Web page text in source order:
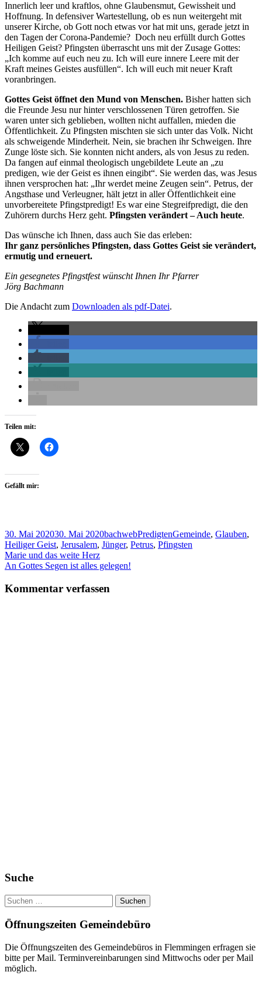
Innerlich leer und kraftlos, ohne Glaubensmut, Gewissheit und
Hoffnung. In defensiver Wartestellung, ob es nun weitergeht mit
unserer Kirche, ob Gott noch etwas vor hat mit uns, gerade jetzt in
den Tagen der Corona-Pandemie? Doch neu erfüllt durch Gottes
Heiligen Geist? Pfingsten überrascht uns mit der Zusage Gottes:
„Ich komme auf euch neu zu. Ich will eure innere Leere mit der
Kraft meines Geistes ausfüllen“. Ich will euch mit neuer Kraft
voranbringen.
Gottes Geist öffnet den Mund von Menschen. Bisher hatten sich
die Freunde Jesu nur hinter verschlossenen Türen getroffen. Sie
waren unter sich geblieben, wollten nicht auffallen, mieden die
Öffentlichkeit. Zu Pfingsten mischten sie sich unter das Volk. Nicht
als schweigende Minderheit. Nein, sie brachen ihr Schweigen. Ihre
Zunge löste sich. Sie konnten nicht anders, als von Jesus zu reden.
Da fangen auf einmal theologisch ungebildete Leute an „zu
predigen, wie der Geist es ihnen eingibt“. Sie werden das, was Jesus
ihnen versprochen hat: „Ihr werdet meine Zeugen sein“. Petrus, der
Angsthase und Verleugner, hält jetzt in aller Öffentlichkeit eine
unvorbereitete Pfingstpredigt! Es war eine Stegreifpredigt, die den
Zuhörern durchs Herz geht. Pfingsten verändert – Auch heute.
Das wünsche ich Ihnen, dass auch Sie das erleben:
Ihr ganz persönliches Pfingsten, dass Gottes Geist sie verändert,
ermutig und erneuert.
Ein gesegnetes Pfingstfest wünscht Ihnen Ihr Pfarrer
Jörg Bachmann
Die Andacht zum Downloaden als pdf-Datei.
Teilen mit:
Gefällt mir:
Veröffentlicht
am
30. Mai 202030. Mai 2020Autor
bachwebKategorien
PredigtenSchlagwörter
Gemeinde, Glauben,
Heiliger Geist, Jerusalem, Jünger, Petrus, Pfingsten
Beitragsnavigation
Vorheriger
Beitrag:
Marie und das weite Herz
Nächster
An Gottes Segen ist alles gelegen!
Kommentar verfassen
Haupt-
Seitenleiste
Suche
Suchen
nach:
Öffnungszeiten Gemeindebüro
Die Öffnungszeiten des Gemeindebüros in Flemmingen erfragen sie
bitte per Mail. Terminvereinbarungen sind Mittwochs oder per Mail
möglich.